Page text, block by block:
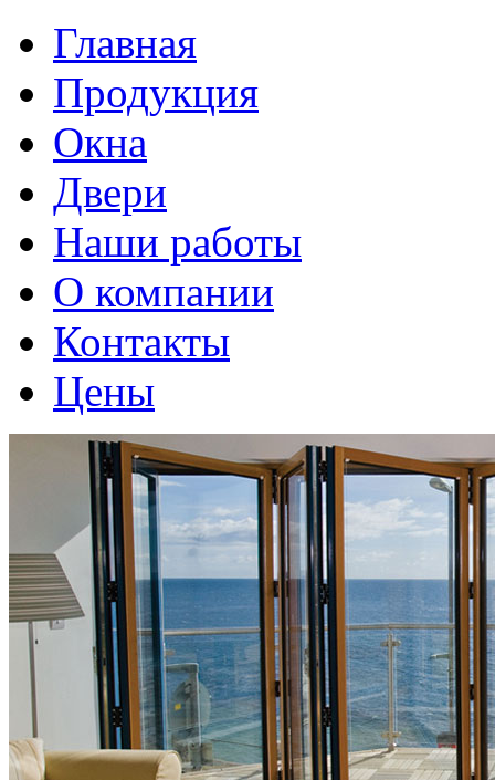
Главная
Продукция
Окна
Двери
Наши работы
О компании
Контакты
Цены